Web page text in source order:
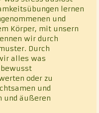
lernen
und
Körper, mit unsern
wir durch
Durch
alles was
oder zu
und
und äußeren